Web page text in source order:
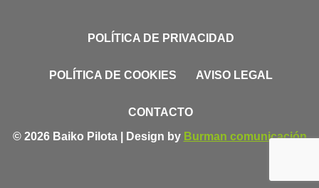
POLÍTICA DE PRIVACIDAD
POLÍTICA DE COOKIES AVISO LEGAL
CONTACTO
© 2026 Baiko Pilota | Design by Burman comunicación